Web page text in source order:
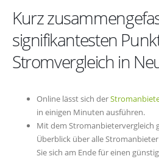
Kurz
signifikantesten
Stromvergleich in
Online lässt sich der
in einigen Minuten ausführen.
Mit dem Stromanbietervergleich
Überblick über alle
Sie sich am Ende für einen